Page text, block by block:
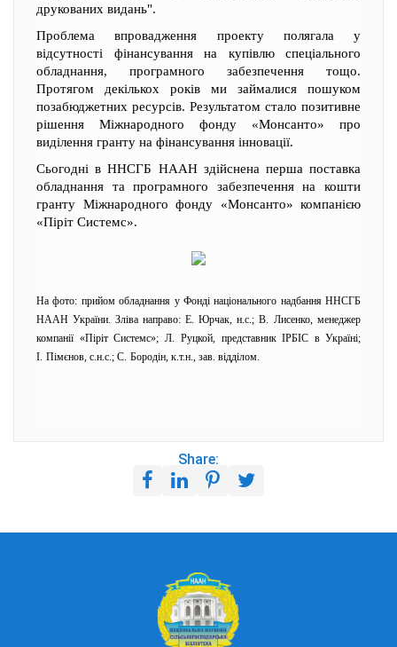
друкованих видань".
Проблема впровадження проекту полягала у
відсутності фінансування на купівлю спеціального
обладнання, програмного забезпечення тощо.
Протягом декількох років ми займалися пошуком
позабюджетних ресурсів. Результатом стало позитивне
рішення Міжнародного фонду «Монсанто» про
виділення гранту на фінансування інновації.
Сьогодні в ННСГБ НААН здійснена перша поставка
обладнання та програмного забезпечення на кошти
гранту Міжнародного фонду «Монсанто» компанією
«Піріт Системс».
На фото: прийом обладнання у Фонді національного надбання ННСГБ
НААН України. Зліва направо: Е. Юрчак, н.с.; В. Лисенко, менеджер
компанії «Піріт Системс»; Л. Руцкой, представник ІРБІС в Україні;
І. Пімєнов, с.н.с.; С. Бородін, к.т.н., зав. відділом.
Share: